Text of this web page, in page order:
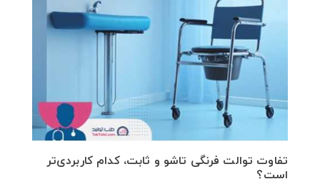
تفاوت توالت فرنگی تاشو و ثابت، کدام کاربردی‌‌تر
است؟